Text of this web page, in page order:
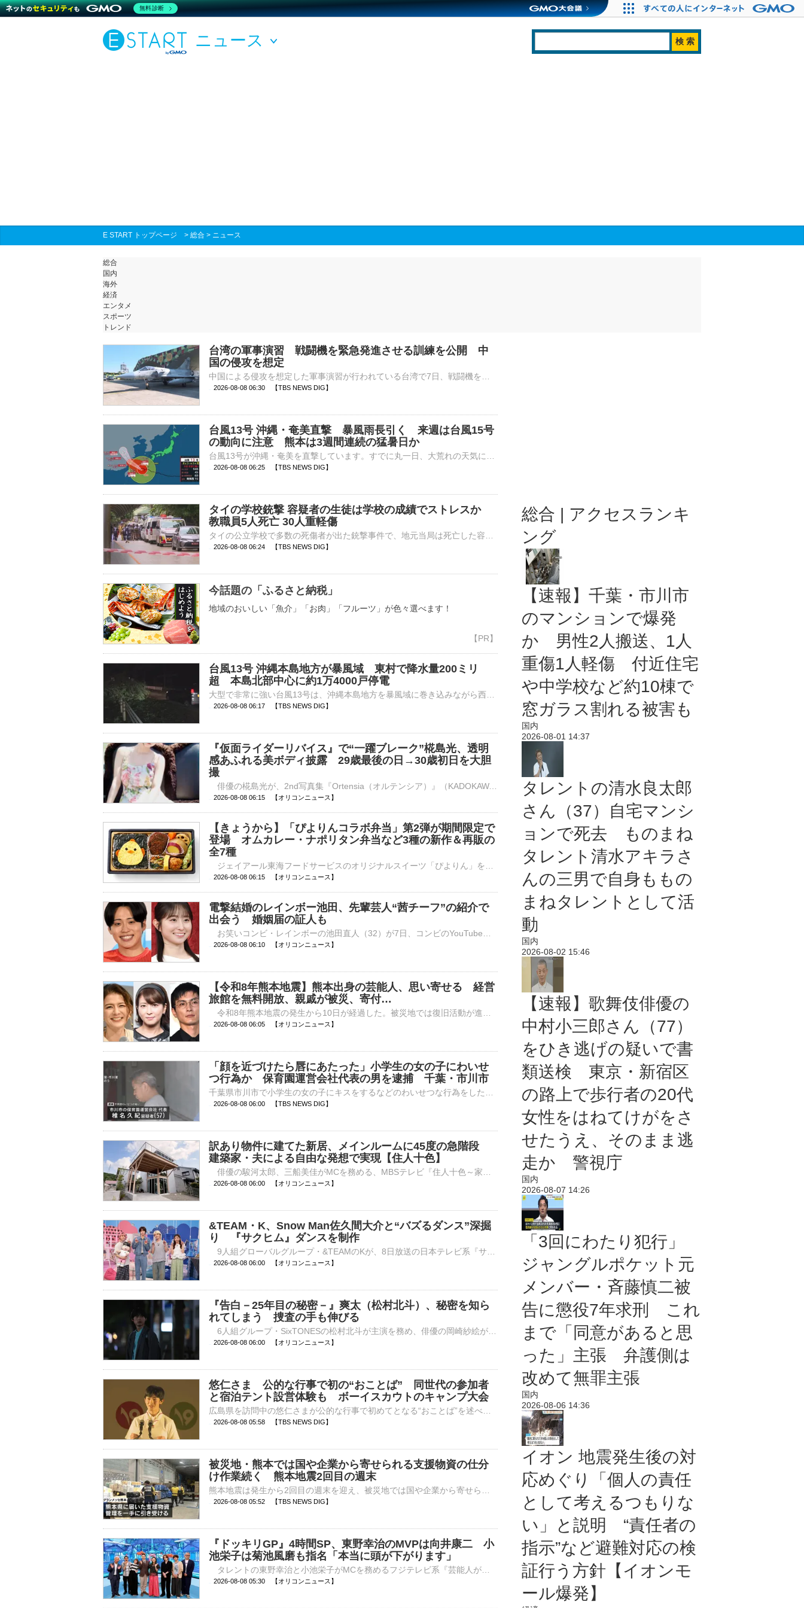
ニュース
E START トップページ > 総合 > ニュース
総合
国内
海外
経済
エンタメ
スポーツ
トレンド
台湾の軍事演習 戦闘機を緊急発進させる訓練を公開 中
国の侵攻を想定
2026-08-08 06:30 【TBS NEWS DIG】
台風13号 沖縄・奄美直撃 暴風雨長引く 来週は台風15号
の動向に注意 熊本は3週間連続の猛暑日か
2026-08-08 06:25 【TBS NEWS DIG】
タイの学校銃撃 容疑者の生徒は学校の成績でストレスか
教職員5人死亡 30人重軽傷
2026-08-08 06:24 【TBS NEWS DIG】
今話題の「ふるさと納税」
地域のおいしい「魚介」「お肉」「フルーツ」が色々選べます！
台風13号 沖縄本島地方が暴風域 東村で降水量200ミリ
超 本島北部中心に約1万4000戸停電
2026-08-08 06:17 【TBS NEWS DIG】
『仮面ライダーリバイス』で“一躍ブレーク”椛島光、透明
感あふれる美ボディ披露 29歳最後の日→30歳初日を大胆
撮
俳優の椛島光が、2nd写真集『Ortensia（オルテンシア）』（KADOKAWA）を10月30日に発売することが決定した。俳優デビュー作『仮面ライダーリバイス』（テレビ朝日系）のアギレラ／夏木花役で注目を集めた椛島が、3⋯
2026-08-08 06:15 【オリコンニュース】
【きょうから】「ぴよりんコラボ弁当」第2弾が期間限定で
登場 オムカレー・ナポリタン弁当など3種の新作＆再販の
全7種
2026-08-08 06:15 【オリコンニュース】
電撃結婚のレインボー池田、先輩芸人“茜チーフ”の紹介で
出会う 婚姻届の証人も
2026-08-08 06:10 【オリコンニュース】
【令和8年熊本地震】熊本出身の芸能人、思い寄せる 経営
旅館を無料開放、親戚が被災、寄付…
2026-08-08 06:05 【オリコンニュース】
「顔を近づけたら唇にあたった」小学生の女の子にわいせ
つ行為か 保育園運営会社代表の男を逮捕 千葉・市川市
2026-08-08 06:00 【TBS NEWS DIG】
訳あり物件に建てた新居、メインルームに45度の急階段
建築家・夫による自由な発想で実現【住人十色】
2026-08-08 06:00 【オリコンニュース】
&TEAM・K、Snow Man佐久間大介と“バズるダンス”深掘
り 『サクヒム』ダンスを制作
2026-08-08 06:00 【オリコンニュース】
『告白－25年目の秘密－』爽太（松村北斗）、秘密を知ら
れてしまう 捜査の手も伸びる
2026-08-08 06:00 【オリコンニュース】
悠仁さま 公的な行事で初の“おことば” 同世代の参加者
と宿泊テント設営体験も ボーイスカウトのキャンプ大会
2026-08-08 05:58 【TBS NEWS DIG】
被災地・熊本では国や企業から寄せられる支援物資の仕分
け作業続く 熊本地震2回目の週末
2026-08-08 05:52 【TBS NEWS DIG】
『ドッキリGP』4時間SP、東野幸治のMVPは向井康二 小
池栄子は菊池風磨も指名「本当に頭が下がります」
2026-08-08 05:30 【オリコンニュース】
総合 | アクセスランキ
ング
【速報】千葉・市川市
のマンションで爆発
か 男性2人搬送、1人
重傷1人軽傷 付近住宅
や中学校など約10棟で
窓ガラス割れる被害も
国内
2026-08-01 14:37
タレントの清水良太郎
さん（37）自宅マンシ
ョンで死去 ものまね
タレント清水アキラさ
んの三男で自身ももの
まねタレントとして活
動
国内
2026-08-02 15:46
【速報】歌舞伎俳優の
中村小三郎さん（77）
をひき逃げの疑いで書
類送検 東京・新宿区
の路上で歩行者の20代
女性をはねてけがをさ
せたうえ、そのまま逃
走か 警視庁
国内
2026-08-07 14:26
「3回にわたり犯行」
ジャングルポケット元
メンバー・斉藤慎二被
告に懲役7年求刑 これ
まで「同意があると思
った」主張 弁護側は
改めて無罪主張
国内
2026-08-06 14:36
イオン 地震発生後の対
応めぐり「個人の責任
として考えるつもりな
い」と説明 “責任者の
指示”など避難対応の検
証行う方針【イオンモ
ール爆発】
無料診断